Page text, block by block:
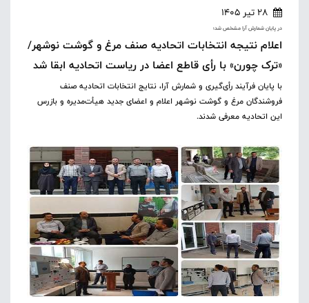
28 تیر 1405
در پایان شمارش آرا مشخص شد؛
اعلام نتیجه انتخابات اتحادیه صنف مرغ و گوشت نوشهر/
«ترک چورن» با رأی قاطع اعضا در ریاست اتحادیه ابقا شد
با پایان فرآیند رأی‌گیری و شمارش آرا، نتایج انتخابات اتحادیه صنف
فروشندگان مرغ و گوشت نوشهر اعلام و اعضای جدید هیأت‌مدیره و بازرس
این اتحادیه معرفی شدند.